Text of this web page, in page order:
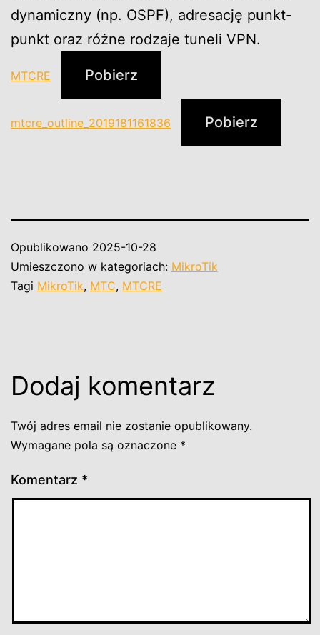
dynamiczny (np. OSPF), adresację punkt-
punkt oraz różne rodzaje tuneli VPN.
MTCRE Pobierz
mtcre_outline_2019181161836 Pobierz
Opublikowano 2025-10-28
Umieszczono w kategoriach: MikroTik
Tagi MikroTik, MTC, MTCRE
Dodaj komentarz
Twój adres email nie zostanie opublikowany.
Wymagane pola są oznaczone *
Komentarz *